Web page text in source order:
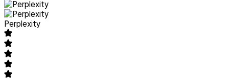
Perplexity